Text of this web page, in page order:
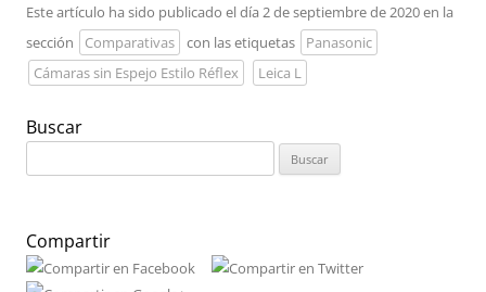
Este artículo ha sido publicado el día 2 de septiembre de 2020 en la
sección
Comparativas con las etiquetas
Panasonic
Cámaras sin Espejo Estilo Réflex
Leica L
Buscar
Compartir